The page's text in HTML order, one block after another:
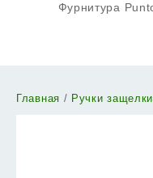
Фурнитура
Главная / Ручки